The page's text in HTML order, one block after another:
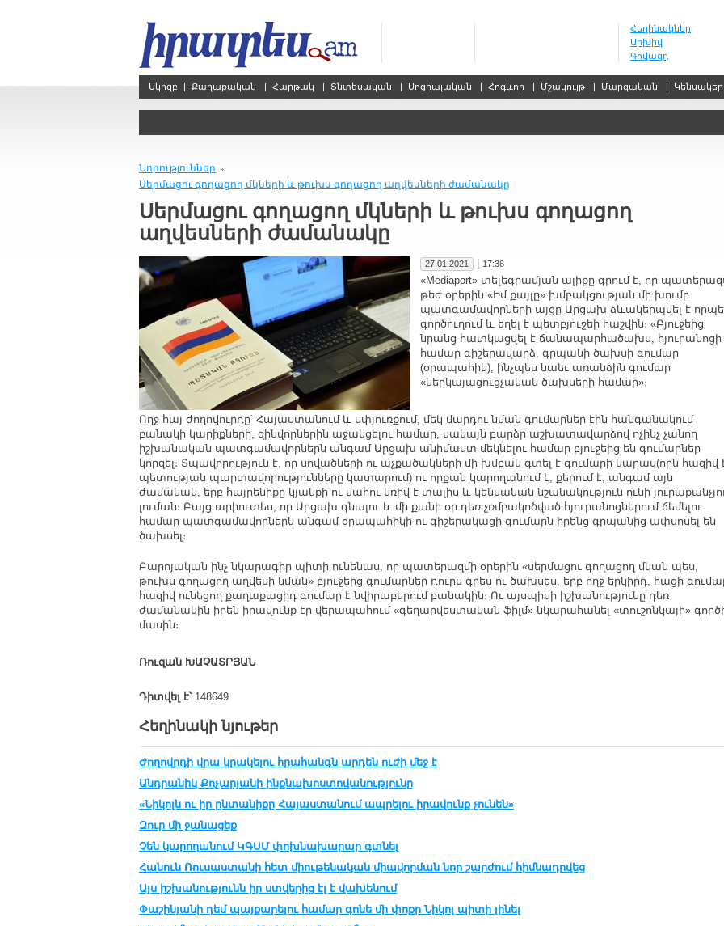
Հեղինակներ
Արխիվ
Գովազդ
Սկիզբ | Քաղաքական | Հարթակ | Տնտեսական | Սոցիալական | Հոգևոր | Մշակույթ | Մարզական |
Նորություններ »
Սերմացու գողացող մկների և թուխս գողացող աղվեսների ժամանակը
Սերմացու գողացող մկների և թուխս գողացող
աղվեսների ժամանակը
27.01.2021 17:36
«Mediaport» տելեգրամյան ալիքը գրում է, որ
թեժ օրերին «Իմ քայլը» խմբակցության մի խումբ
պատգամավորների այցը Արցախ ձևակերպվել է
գործուղում և եղել է պետբյուջեի հաշվին։ «Բյուջեից
նրանց հատկացվել է ճանապարհածախս, հյուրանոցի
համար գիշերավարձ, գրպանի ծախսի գումար
(օրապահիկ), ինչպես նաեւ առանձին գումար
«ներկայացուցչական ծախսերի համար»։
Ողջ հայ ժողովուրդը՝ Հայաստանում և սփյուռքում, մեկ մարդու նման գումարներ էին հանգանակում
բանակի կարիքների, զինվորներին աջակցելու համար, սակայն բարձր աշխատավարձով ոչինչ չանող
իշխանական պատգամավորներն անգամ Արցախ անիմաստ մեկնելու համար բյուջեից են գումարներ
կորզել։ Տպավորություն է, որ սովածների ու աչքածակների մի խմբակ գտել է գումարի կարաս(որն հազիվ
պետության պարտավորությունները կատարում) ու որքան կարողանում է, քերում է, անգամ այն
ժամանակ, երբ հայրենիքը կյանքի ու մահու կռիվ է տալիս և կենսական նշանակություն ունի
լուման։ Բայց արիուտես, որ Արցախ գնալու և մի քանի օր դեռ չռմբակոծված հյուրանոցներում ճեմելու
համար պատգամավորներն անգամ օրապահիկի ու գիշերակացի գումարն իրենց գրպանից ափսոսել են
ծախսել։
Բարոյական ինչ նկարագիր պիտի ունենաս, որ պատերազմի օրերին «սերմացու գողացող մկան պես,
թուխս գողացող աղվեսի նման» բյուջեից գումարներ դուրս գրես ու ծախսես, երբ ողջ երկիրդ, հացի
հազիվ ունեցող քաղաքացիդ գումար է նվիրաբերում բանակին։ Ու այսպիսի իշխանությունը դեռ
ժամանակին իրեն իրավունք էր վերապահում «գեղարվեստական ֆիլմ» նկարահանել «տուշոնկայի»
մասին։
Ռուզան ԽԱՉԱՏՐՅԱՆ
Դիտվել է՝148649
Հեղինակի նյութեր
Ժողովրդի վրա կրակելու հրահանգն արդեն ուժի մեջ է
Անդրանիկ Քոչարյանի ինքնախոստովանությունը
«Նիկոլն ու իր ընտանիքը Հայաստանում ապրելու իրավունք չունեն»
Զուր մի ջանացեք
Չեն կարողանում ԿԳՍՄ փոխնախարար գտնել
Հանուն Ռուսաստանի հետ միութենական միավորման նոր շարժում հիմնադրվեց
Այս իշխանությունն իր ստվերից էլ է վախենում
Փաշինյանի դեմ պայքարելու համար գոնե մի փոքր Նիկոլ պիտի լինել